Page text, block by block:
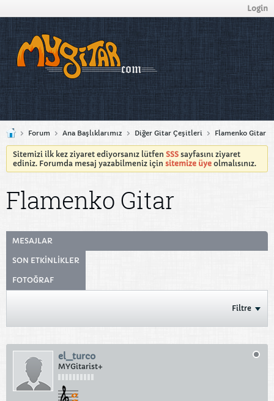
Login
Forum Ana Başlıklarımız Diğer Gitar Çeşitleri Flamenko Gitar
Sitemizi ilk kez ziyaret ediyorsanız lütfen SSS sayfasını ziyaret
ediniz. Forumda mesaj yazabilmeniz için sitemize üye olmalısınız.
Flamenko Gitar
MESAJLAR
SON ETKINLIKLER
FOTOĞRAF
Filtre
el_turco
MYGitarist+